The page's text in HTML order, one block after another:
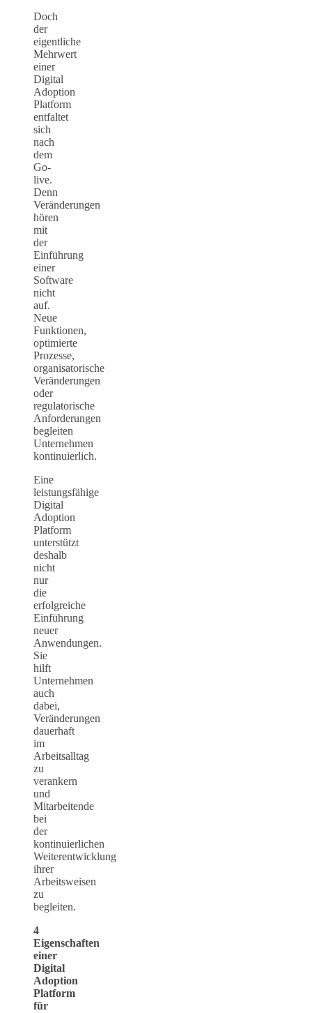
Doch
der
eigentliche
Mehrwert
einer
Digital
Adoption
Platform
entfaltet
sich
nach
dem
Go-
live.
Denn
Veränderungen
hören
mit
der
Einführung
einer
Software
nicht
auf.
Neue
Funktionen,
optimierte
Prozesse,
organisatorische
Veränderungen
oder
regulatorische
Anforderungen
begleiten
Unternehmen
kontinuierlich.
Eine
leistungsfähige
Digital
Adoption
Platform
unterstützt
deshalb
nicht
nur
die
erfolgreiche
Einführung
neuer
Anwendungen.
Sie
hilft
Unternehmen
auch
dabei,
Veränderungen
dauerhaft
im
Arbeitsalltag
zu
verankern
und
Mitarbeitende
bei
der
kontinuierlichen
Weiterentwicklung
ihrer
Arbeitsweisen
zu
begleiten.
4
Eigenschaften
einer
Digital
Adoption
Platform
für